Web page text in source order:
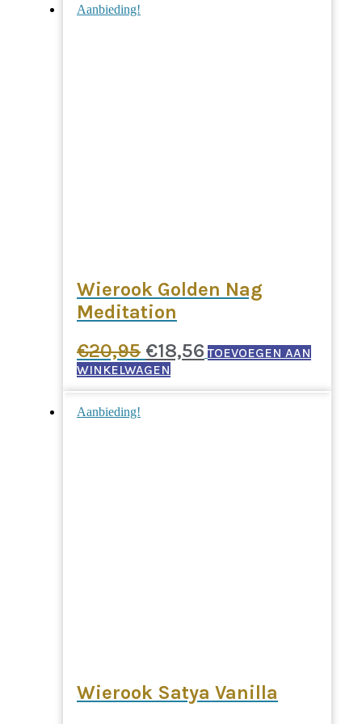
Aanbieding!
Wierook Golden Nag
Meditation
€20,95 Oorspronkelijke
prijs
was:
€18,56Huidige
is:
TOEVOEGEN AAN
WINKELWAGEN
Aanbieding!
Wierook Satya Vanilla